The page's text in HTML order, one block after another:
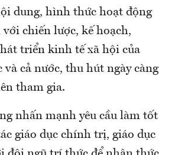
dung, hình thức hoạt động
chiến lược, kế hoạch,
triển kinh tế xã hội của
và cả nước, thu hút ngày càng
tham gia.
nhấn mạnh yêu cầu làm tốt
giáo dục chính trị, giáo dục